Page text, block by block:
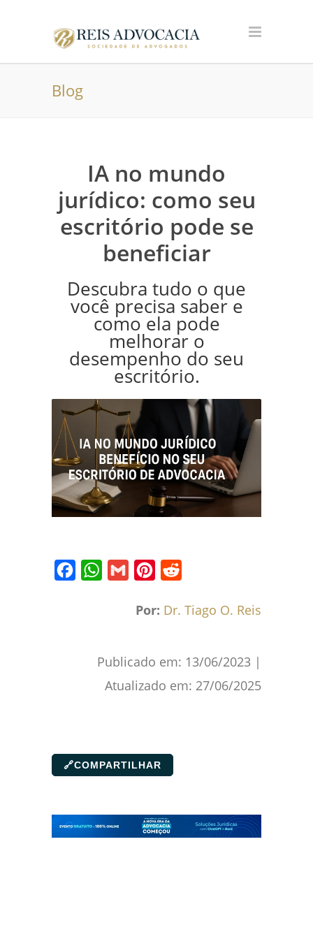
Blog
IA no mundo
jurídico: como seu
escritório pode se
beneficiar
Descubra tudo o que
você precisa saber e
como ela pode
melhorar o
desempenho do seu
escritório.
FacebookWhatsApp
Gmail Pinterest
Por: Dr. Tiago O. Reis
Publicado em: 13/06/2023 |
Atualizado em: 27/06/2025
🔗COMPARTILHAR